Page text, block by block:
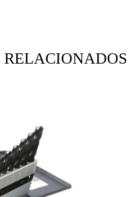
RELACIONADOS